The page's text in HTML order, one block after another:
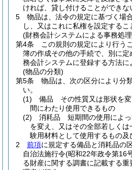
ければ、貸し付けることができな
5
物品は、法令の規定に基づく場
し、又はこれに私権を設定するこ
(財務会計システムによる事務処
第4条
この規則の規定により行う
簿の作成その他の手続で、別に
務会計システムに登録する方法に
(物品の分類)
第5条
物品は、次の区分により分
い。
(1)
備品 その性質又は形状を変
間にわたり使用できるもの
(2)
消耗品 短期間の使用によっ
を変え、又はその全部若しく
験用材料として使用するもの
2
前項に規定する備品と消耗品の
自治法施行令(昭和22年政令第16
る財産に関する調書に記載する